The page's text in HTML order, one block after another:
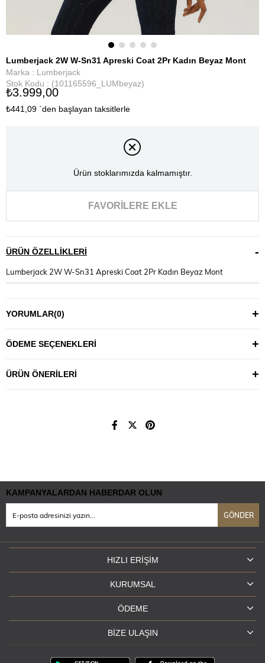
Lumberjack 2W W-Sn31 Apreski Coat 2Pr Kadın Beyaz Mont
Marka : Lumberjack
Stok Kodu
(101165596_LUMbeyaz)
₺3.999,00
₺441,09 `den başlayan taksitlerle
Ürün stoklarımızda kalmamıştır.
FAVORILERE EKLE
ÜRÜN ÖZELLIKLERI
Lumberjack 2W W-Sn31 Apreski Coat 2Pr Kadın Beyaz Mont
YORUMLAR(0)
ÖDEME SEÇENEKLERI
ÜRÜN ÖNERILERI
KAMPANYALARDAN HABERDAR OLUN
GÖNDER
HIZLI ERIŞIM
KURUMSAL
ÖDEME
BIZE ULAŞIN